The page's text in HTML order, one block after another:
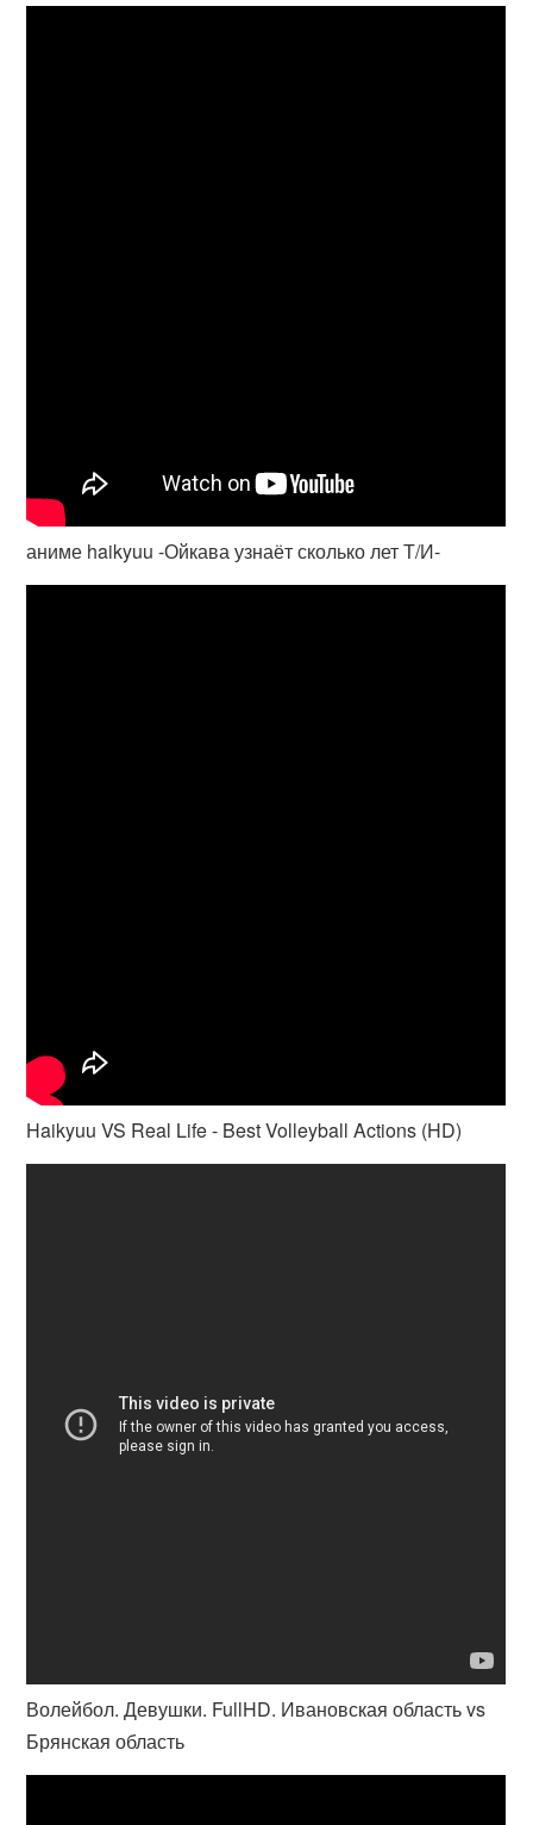
аниме haikyuu -Ойкава узнаёт сколько лет Т/И-
Haikyuu VS Real Life - Best Volleyball Actions (HD)
Волейбол. Девушки. FullHD. Ивановская область vs
Брянская область